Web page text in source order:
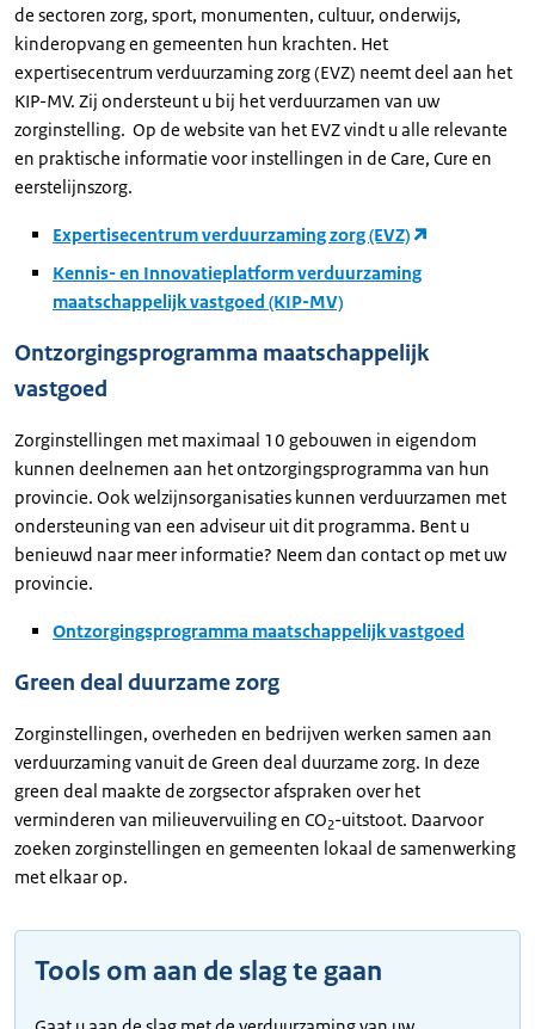
de sectoren zorg, sport, monumenten, cultuur, onderwijs,
kinderopvang en gemeenten hun krachten. Het
expertisecentrum verduurzaming zorg (EVZ) neemt deel aan het
KIP-MV. Zij ondersteunt u bij het verduurzamen van uw
zorginstelling. Op de website van het EVZ vindt u alle relevante
en praktische informatie voor instellingen in de Care, Cure en
eerstelijnszorg.
Expertisecentrum verduurzaming zorg (EVZ)
Kennis- en Innovatieplatform verduurzaming
maatschappelijk vastgoed (KIP-MV)
Ontzorgingsprogramma maatschappelijk
vastgoed
Zorginstellingen met maximaal 10 gebouwen in eigendom
kunnen deelnemen aan het ontzorgingsprogramma van hun
provincie. Ook welzijnsorganisaties kunnen verduurzamen met
ondersteuning van een adviseur uit dit programma. Bent u
benieuwd naar meer informatie? Neem dan contact op met uw
provincie.
Ontzorgingsprogramma maatschappelijk vastgoed
Green deal duurzame zorg
Zorginstellingen, overheden en bedrijven werken samen aan
verduurzaming vanuit de Green deal duurzame zorg. In deze
green deal maakte de zorgsector afspraken over het
verminderen van milieuvervuiling en CO2-uitstoot. Daarvoor
zoeken zorginstellingen en gemeenten lokaal de samenwerking
met elkaar op.
Tools om aan de slag te gaan